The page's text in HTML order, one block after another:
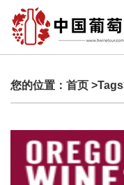
您的位置： 首页